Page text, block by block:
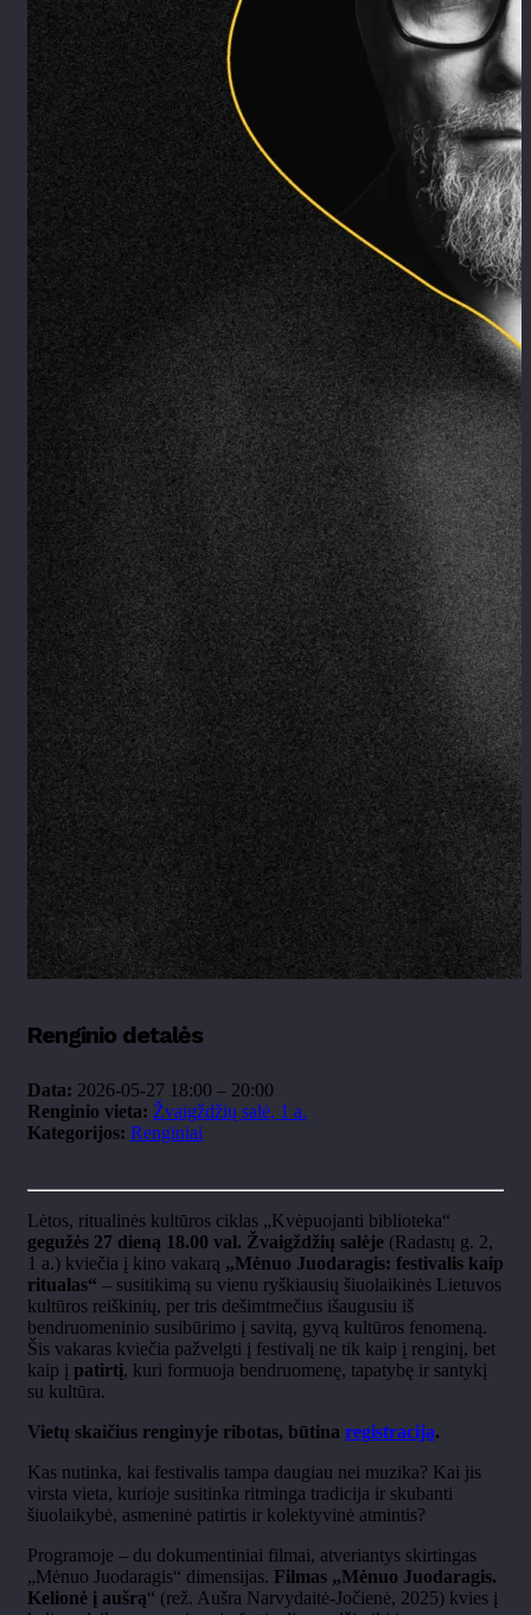
Renginio detalės
Data: 2026-05-27 18:00 – 20:00
Renginio vieta: Žvaigždžių salė, 1 a.
Kategorijos: Renginiai
Lėtos, ritualinės kultūros ciklas „Kvėpuojanti biblioteka“
gegužės 27 dieną 18.00 val. Žvaigždžių salėje (Radastų g. 2,
1 a.) kviečia į kino vakarą „Mėnuo Juodaragis: festivalis kaip
ritualas“ – susitikimą su vienu ryškiausių šiuolaikinės Lietuvos
kultūros reiškinių, per tris dešimtmečius išaugusiu iš
bendruomeninio susibūrimo į savitą, gyvą kultūros fenomeną.
Šis vakaras kviečia pažvelgti į festivalį ne tik kaip į renginį, bet
kaip į patirtį, kuri formuoja bendruomenę, tapatybę ir santykį
su kultūra.
Vietų skaičius renginyje ribotas, būtina registracija.
Kas nutinka, kai festivalis tampa daugiau nei muzika? Kai jis
virsta vieta, kurioje susitinka ritminga tradicija ir skubanti
šiuolaikybė, asmeninė patirtis ir kolektyvinė atmintis?
Programoje – du dokumentiniai filmai, atveriantys skirtingas
„Mėnuo Juodaragis“ dimensijas. Filmas „Mėnuo Juodaragis.
Kelionė į aušrą“ (rež. Aušra Narvydaitė-Jočienė, 2025) kvies į